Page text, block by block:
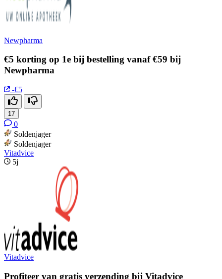
Newpharma
€5 korting op 1e bij bestelling vanaf €59 bij
Newpharma
-€5
17
0
Soldenjager
Soldenjager
Vitadvice
5j
Vitadvice
Profiteer van gratis verzending bij Vitadvice